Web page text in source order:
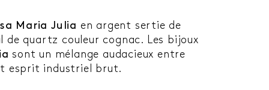
Maria Julia en argent sertie de
quartz couleur cognac. Les bijoux
sont un mélange audacieux entre
esprit industriel brut.